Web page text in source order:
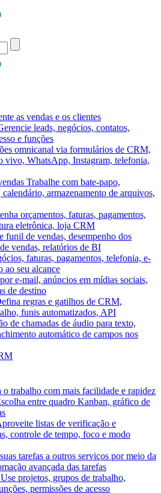
as vendas e os clientes
leads, negócios, contatos,
e funções
omnicanal via formulários de CRM,
vivo, WhatsApp, Instagram, telefonia,
Trabalhe com bate-papo,
armazenamento de arquivos,
orçamentos, faturas, pagamentos,
eletrônica, loja CRM
funil de vendas, desempenho dos
vendas, relatórios de BI
faturas, pagamentos, telefonia, e-
ao seu alcance
e-mail, anúncios em mídias sociais,
de destino
regras e gatilhos de CRM,
funis automatizados, API
de chamadas de áudio para texto,
automático de campos nos
o trabalho com mais facilidade e rapidez
entre quadro Kanban, gráfico de
listas de verificação e
controle de tempo, foco e modo
tarefas a outros serviços por meio da
avançada das tarefas
Use projetos, grupos de trabalho,
permissões de acesso